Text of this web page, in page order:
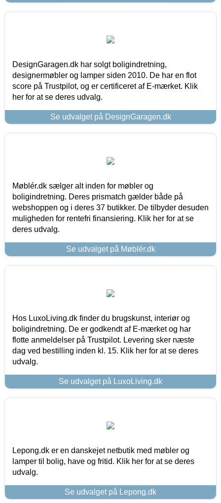
DesignGaragen.dk har solgt boligindretning,
designermøbler og lamper siden 2010. De har en flot
score på Trustpilot, og er certificeret af E-mærket. Klik
her for at se deres udvalg.
Se udvalget på DesignGaragen.dk
Møblér.dk sælger alt inden for møbler og
boligindretning. Deres prismatch gælder både på
webshoppen og i deres 37 butikker. De tilbyder desuden
muligheden for rentefri finansiering. Klik her for at se
deres udvalg.
Se udvalget på Møblér.dk
Hos LuxoLiving.dk finder du brugskunst, interiør og
boligindretning. De er godkendt af E-mærket og har
flotte anmeldelser på Trustpilot. Levering sker næste
dag ved bestilling inden kl. 15. Klik her for at se deres
udvalg.
Se udvalget på LuxoLiving.dk
Lepong.dk er en danskejet netbutik med møbler og
lamper til bolig, have og fritid. Klik her for at se deres
udvalg.
Se udvalget på Lepong.dk